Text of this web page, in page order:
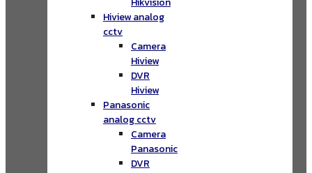
Hiview analog
cctv
Camera
Hiview
DVR
Hiview
Panasonic
analog cctv
Camera
Panasonic
DVR